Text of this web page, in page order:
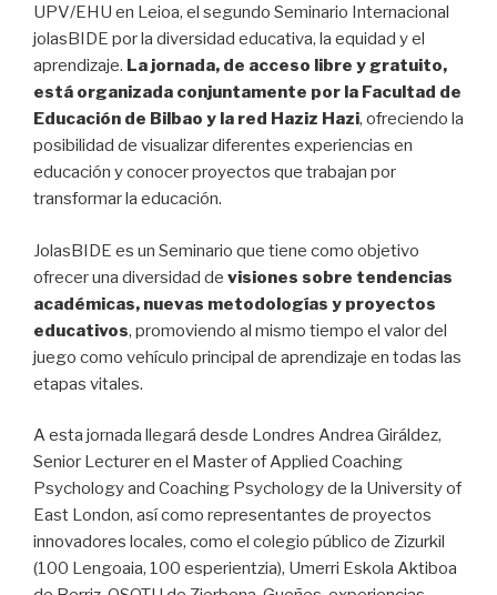
UPV/EHU en Leioa, el segundo Seminario Internacional
jolasBIDE por la diversidad educativa, la equidad y el
aprendizaje. La jornada, de acceso libre y gratuito,
está organizada conjuntamente por la Facultad de
Educación de Bilbao y la red Haziz Hazi, ofreciendo la
posibilidad de visualizar diferentes experiencias en
educación y conocer proyectos que trabajan por
transformar la educación.
JolasBIDE es un Seminario que tiene como objetivo
ofrecer una diversidad de visiones sobre tendencias
académicas, nuevas metodologías y proyectos
educativos, promoviendo al mismo tiempo el valor del
juego como vehículo principal de aprendizaje en todas las
etapas vitales.
A esta jornada llegará desde Londres Andrea Giráldez,
Senior Lecturer en el Master of Applied Coaching
Psychology and Coaching Psychology de la University of
East London, así como representantes de proyectos
innovadores locales, como el colegio público de Zizurkil
(100 Lengoaia, 100 esperientzia), Umerri Eskola Aktiboa